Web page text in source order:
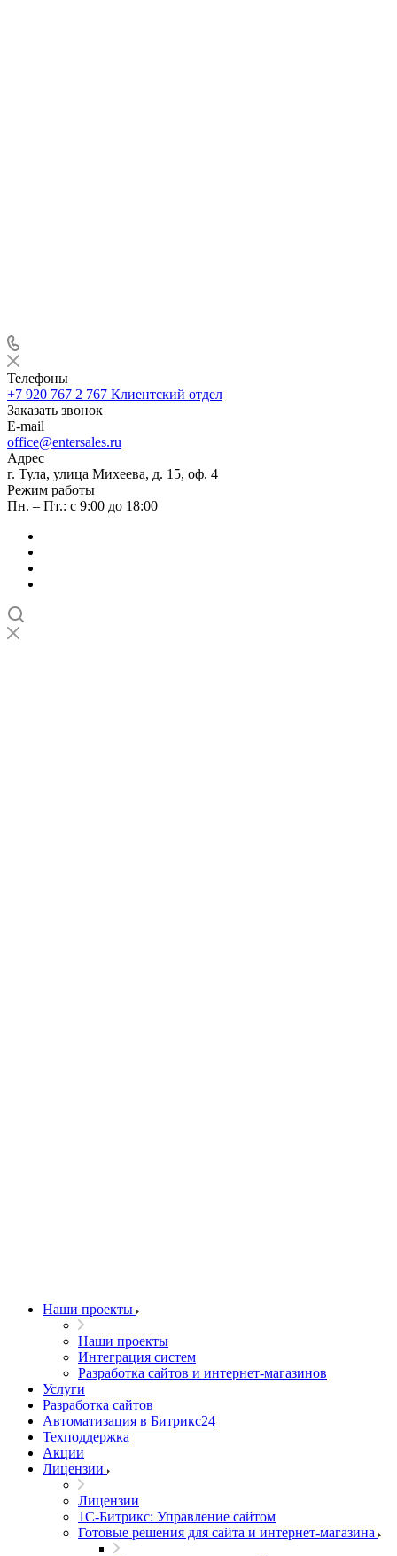
Телефоны
+7 920 767 2 767 Клиентский отдел
Заказать звонок
E-mail
office@entersales.ru
Адрес
г. Тула, улица Михеева, д. 15, оф. 4
Режим работы
Пн. – Пт.: с 9:00 до 18:00
Наши проекты
Наши проекты
Интеграция систем
Разработка сайтов и интернет-магазинов
Услуги
Разработка сайтов
Автоматизация в Битрикс24
Техподдержка
Акции
Лицензии
Лицензии
1С-Битрикс: Управление сайтом
Готовые решения для сайта и интернет-магазина